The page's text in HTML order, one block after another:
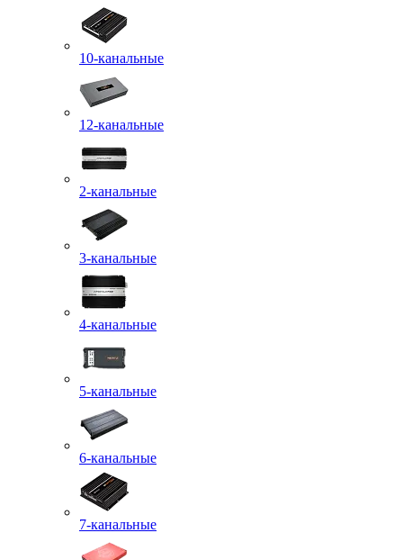
10-канальные
12-канальные
2-канальные
3-канальные
4-канальные
5-канальные
6-канальные
7-канальные